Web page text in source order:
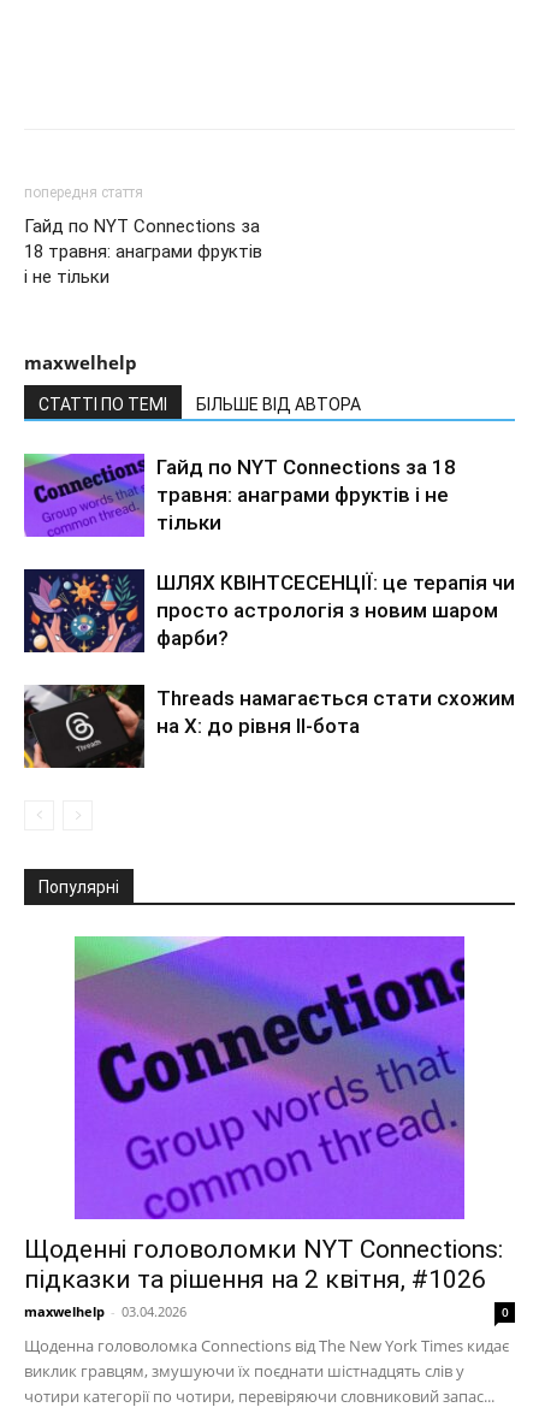
попередня стаття
Гайд по NYT Connections за
18 травня: анаграми фруктів
і не тільки
maxwelhelp
СТАТТІ ПО ТЕМІ БІЛЬШЕ ВІД АВТОРА
Гайд по NYT Connections за 18
травня: анаграми фруктів і не
тільки
ШЛЯХ КВІНТСЕСЕНЦІЇ: це терапія чи
просто астрологія з новим шаром
фарби?
Threads намагається стати схожим
на X: до рівня ІІ-бота
Популярні
Щоденні головоломки NYT Connections:
підказки та рішення на 2 квітня, #1026
maxwelhelp - 03.04.2026 0
Щоденна головоломка Connections від The New York Times кидає
виклик гравцям, змушуючи їх поєднати шістнадцять слів у
чотири категорії по чотири, перевіряючи словниковий запас...